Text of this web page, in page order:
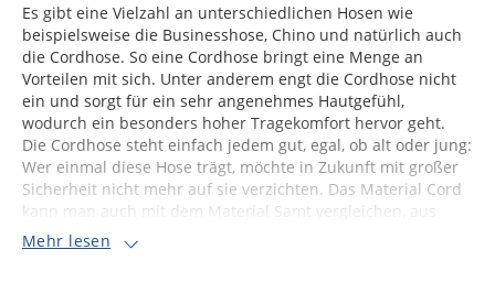
Es gibt eine Vielzahl an unterschiedlichen Hosen wie
beispielsweise die Businesshose, Chino und natürlich auch
die Cordhose. So eine Cordhose bringt eine Menge an
Vorteilen mit sich. Unter anderem engt die Cordhose nicht
ein und sorgt für ein sehr angenehmes Hautgefühl,
wodurch ein besonders hoher Tragekomfort hervor geht.
Die Cordhose steht einfach jedem gut, egal, ob alt oder jung:
Wer einmal diese Hose trägt, möchte in Zukunft mit großer
Sicherheit nicht mehr auf sie verzichten. Das Material Cord
kann man auch mit dem Material Samt vergleichen, aus
Mehr lesen